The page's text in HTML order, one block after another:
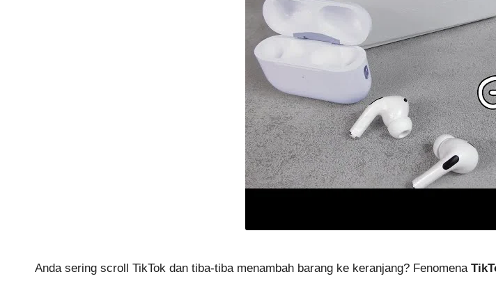
Anda sering scroll TikTok dan tiba-tiba menambah barang ke keranjang? Fenomena